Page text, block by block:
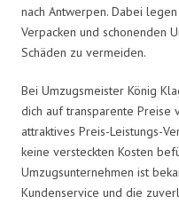
nach Antwerpen. Dabei
Verpacken und schonenden
Schäden zu vermeiden.
Bei Umzugsmeister König
dich auf transparente Preise
attraktives Preis-Leistungs-
keine versteckten Kosten
Umzugsunternehmen ist
Kundenservice und die